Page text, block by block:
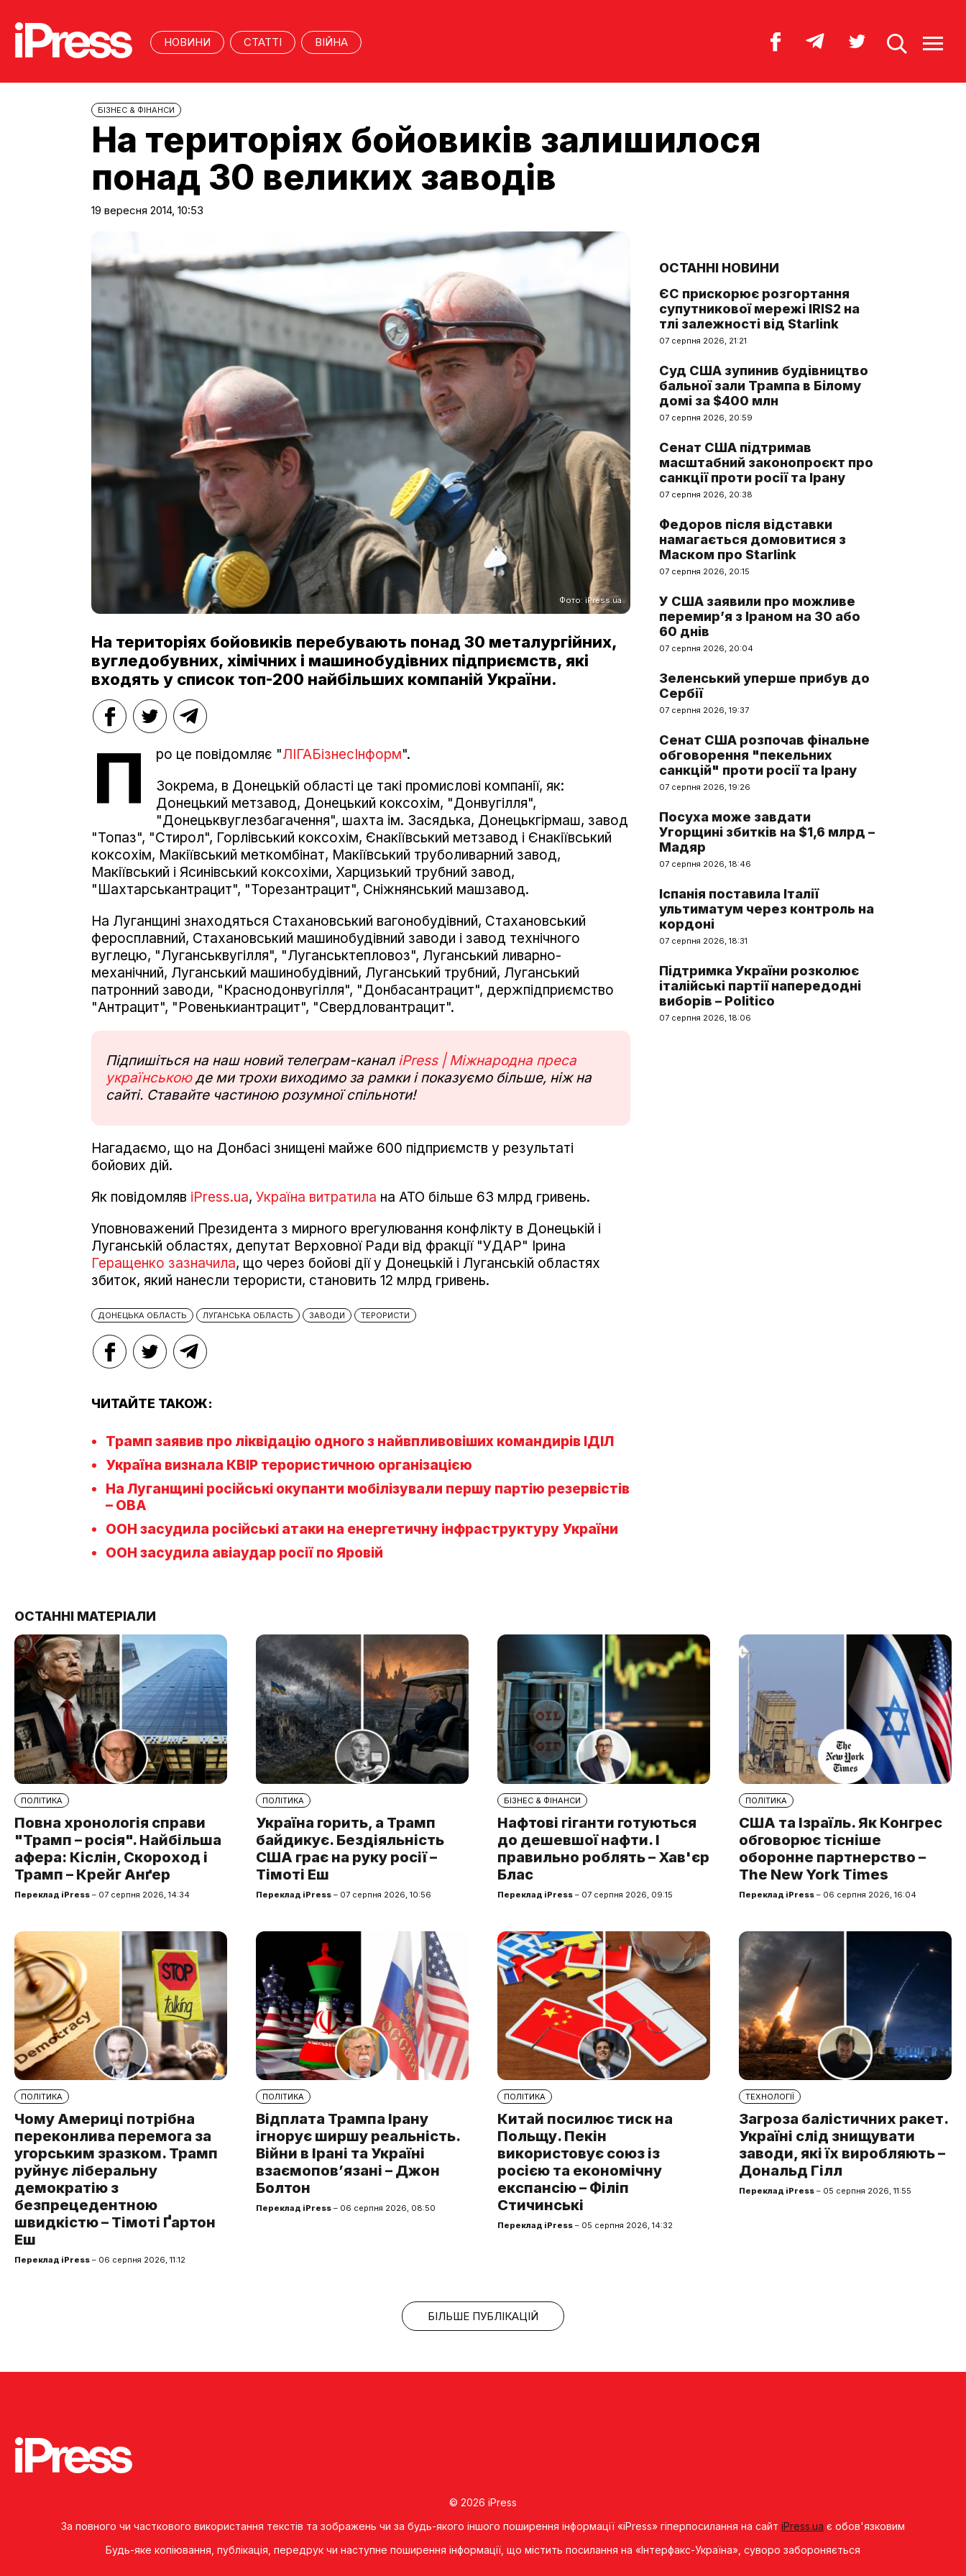
НОВИНИ СТАТТІ ВІЙНА
БІЗНЕС & ФІНАНСИ
На територіях бойовиків залишилося
понад 30 великих заводів
19 вересня 2014, 10:53
Фото: iPress.ua
На територіях бойовиків перебувають понад 30 металургійних,
вугледобувних, хімічних і машинобудівних підприємств, які
входять у список топ-200 найбільших компаній України.
П ро це повідомляє "ЛІГАБізнесІнформ".
Зокрема, в Донецькій області це такі промислові компанії, як:
Донецький метзавод, Донецький коксохім, "Донвугілля",
"Донецьквуглезбагачення", шахта ім. Засядька, Донецькгірмаш, завод
"Топаз", "Стирол", Горлівський коксохім, Єнакіївський метзавод і Єнакіївський
коксохім, Макіївський меткомбінат, Макіївський труболиварний завод,
Макіївський і Ясинівський коксохіми, Харцизький трубний завод,
"Шахтарськантрацит", "Торезантрацит", Сніжнянський машзавод.
На Луганщині знаходяться Стахановський вагонобудівний, Стахановський
феросплавний, Стахановський машинобудівний заводи і завод технічного
вуглецю, "Луганськвугілля", "Луганськтепловоз", Луганський ливарно-
механічний, Луганський машинобудівний, Луганський трубний, Луганський
патронний заводи, "Краснодонвугілля", "Донбасантрацит", держпідприємство
"Антрацит", "Ровенькиантрацит", "Свердловантрацит".
Підпишіться на наш новий телеграм-канал iPress | Міжнародна преса
українськоюде ми трохи виходимо за рамки і показуємо більше, ніж на
сайті. Ставайте частиною розумної спільноти!
Нагадаємо, що на Донбасі знищені майже 600 підприємств у результаті
бойових дій.
Як повідомляв iPress.ua, Україна витратила на АТО більше 63 млрд гривень.
Уповноважений Президента з мирного врегулювання конфлікту в Донецькій і
Луганській областях, депутат Верховної Ради від фракції "УДАР" Ірина
Геращенко зазначила, що через бойові дії у Донецькій і Луганській областях
збиток, який нанесли терористи, становить 12 млрд гривень.
ДОНЕЦЬКА ОБЛАСТЬ ЛУГАНСЬКА ОБЛАСТЬ ЗАВОДИ ТЕРОРИСТИ
ЧИТАЙТЕ ТАКОЖ:
Трамп заявив про ліквідацію одного з найвпливовіших командирів ІДІЛ
Україна визнала КВІР терористичною організацією
На Луганщині російські окупанти мобілізували першу партію резервістів
– ОВА
ООН засудила російські атаки на енергетичну інфраструктуру України
ООН засудила авіаудар росії по Яровій
ОСТАННІ НОВИНИ
ЄС прискорює розгортання
супутникової мережі IRIS2 на
тлі залежності від Starlink
07 серпня 2026, 21:21
Суд США зупинив будівництво
бальної зали Трампа в Білому
домі за $400 млн
07 серпня 2026, 20:59
Сенат США підтримав
масштабний законопроєкт про
санкції проти росії та Ірану
07 серпня 2026, 20:38
Федоров після відставки
намагається домовитися з
Маском про Starlink
07 серпня 2026, 20:15
У США заявили про можливе
перемир’я з Іраном на 30 або
60 днів
07 серпня 2026, 20:04
Зеленський уперше прибув до
Сербії
07 серпня 2026, 19:37
Сенат США розпочав фінальне
обговорення "пекельних
санкцій" проти росії та Ірану
07 серпня 2026, 19:26
Посуха може завдати
Угорщині збитків на $1,6 млрд –
Мадяр
07 серпня 2026, 18:46
Іспанія поставила Італії
ультиматум через контроль на
кордоні
07 серпня 2026, 18:31
Підтримка України розколює
італійські партії напередодні
виборів – Politico
07 серпня 2026, 18:06
ОСТАННІ МАТЕРІАЛИ
ПОЛІТИКА
Повна хронологія справи
"Трамп – росія". Найбільша
афера: Кіслін, Скороход і
Трамп – Крейг Анґер
Переклад iPress – 07 серпня 2026, 14:34
ПОЛІТИКА
Україна горить, а Трамп
байдикує. Бездіяльність
США грає на руку росії –
Тімоті Еш
Переклад iPress – 07 серпня 2026, 10:56
БІЗНЕС & ФІНАНСИ
Нафтові гіганти готуються
до дешевшої нафти. І
правильно роблять – Хав'єр
Блас
Переклад iPress – 07 серпня 2026, 09:15
ПОЛІТИКА
США та Ізраїль. Як Конгрес
обговорює тісніше
оборонне партнерство –
The New York Times
Переклад iPress – 06 серпня 2026, 16:04
ПОЛІТИКА
Чому Америці потрібна
переконлива перемога за
угорським зразком. Трамп
руйнує ліберальну
демократію з
безпрецедентною
швидкістю – Тімоті Ґартон
Еш
Переклад iPress – 06 серпня 2026, 11:12
ПОЛІТИКА
Відплата Трампа Ірану
ігнорує ширшу реальність.
Війни в Ірані та Україні
взаємопов’язані – Джон
Болтон
Переклад iPress – 06 серпня 2026, 08:50
ПОЛІТИКА
Китай посилює тиск на
Польщу. Пекін
використовує союз із
росією та економічну
експансію – Філіп
Стичинські
Переклад iPress – 05 серпня 2026, 14:32
ТЕХНОЛОГІЇ
Загроза балістичних ракет.
Україні слід знищувати
заводи, які їх виробляють –
Дональд Гілл
Переклад iPress – 05 серпня 2026, 11:55
БІЛЬШЕ ПУБЛІКАЦІЙ
© 2026 iPress
За повного чи часткового використання текстів та зображень чи за будь-якого іншого поширення інформації «iPress» гіперпосилання на сайт iPress.ua є обов'язковим
Будь-яке копiювання, публiкацiя, передрук чи наступне поширення iнформацiї, що мiстить посилання на «Iнтерфакс-Україна», суворо забороняється